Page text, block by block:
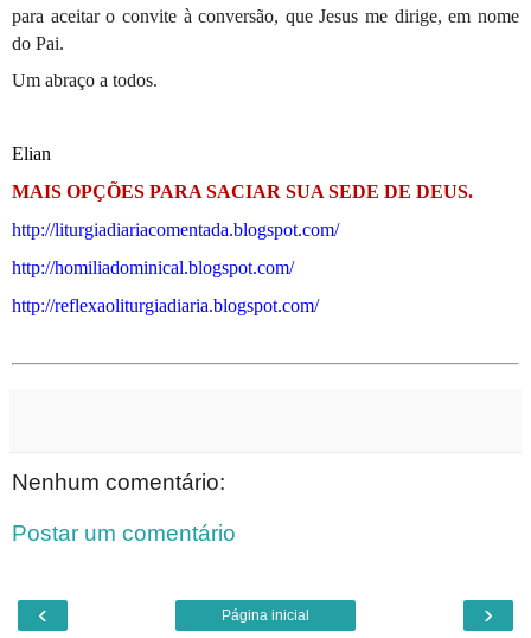
para aceitar o convite à conversão, que Jesus me dirige, em nome
do Pai.
Um abraço a todos.
Elian
MAIS OPÇÕES PARA SACIAR SUA SEDE DE DEUS.
http://liturgiadiariacomentada.blogspot.com/
http://homiliadominical.blogspot.com/
http://reflexaoliturgiadiaria.blogspot.com/
Nenhum comentário:
Postar um comentário
‹ ›
Página inicial